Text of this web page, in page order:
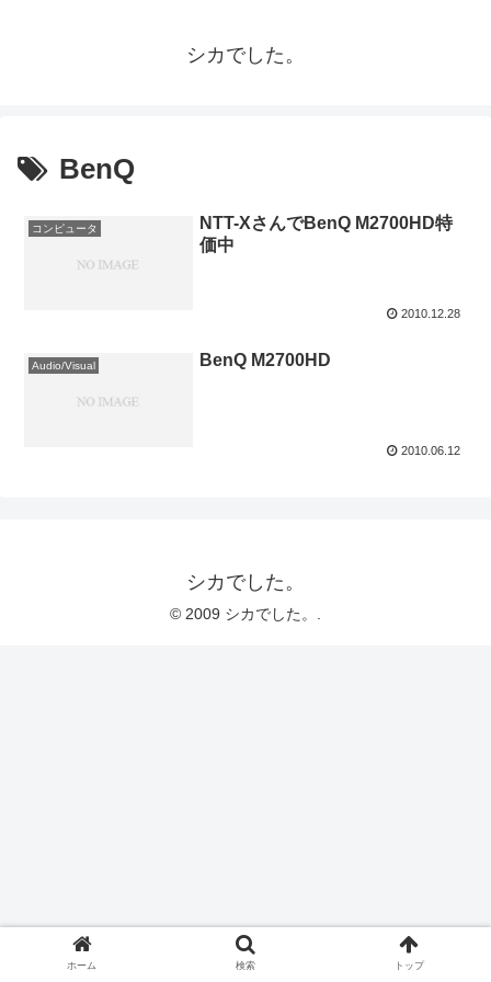
シカでした。
BenQ
コンピュータ
NTT-XさんでBenQ M2700HD特
価中
2010.12.28
Audio/Visual BenQ M2700HD
2010.06.12
シカでした。
© 2009 シカでした。.
ホーム 検索 トップ